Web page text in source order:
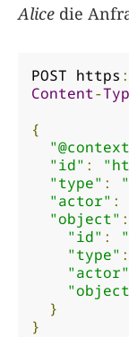
Alice die
POST https :
Content-
{
"id" :
"type" :
"actor" :
"object" :
"id" :
"type" :
"actor"
}
}